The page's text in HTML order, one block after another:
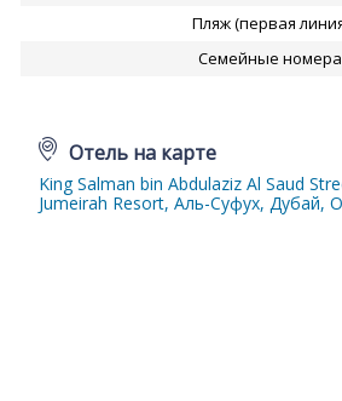
Пляж (первая
Семейные номера
Отель на карте
King Salman bin Abdulaziz Al Saud
Jumeirah Resort, Аль-Суфух, Дубай,